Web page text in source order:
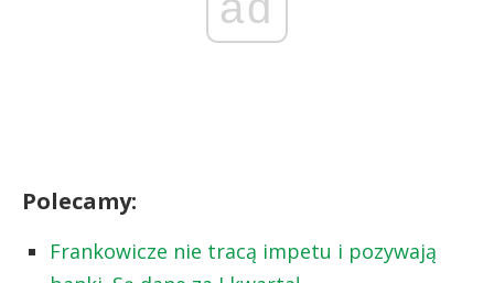
Polecamy:
Frankowicze nie tracą impetu i pozywają